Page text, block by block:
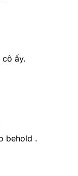
cô ấy.
behold .